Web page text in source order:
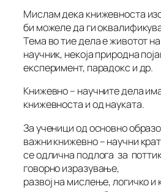
Мислам дека книжевноста
би можеле да ги
Тема во тие дела е животот
научник, некоја природна
експеримент, парадокс и др.
Книжевно – научните дела
книжевноста и од науката.
За ученици од основно
важни книжевно – научни
се одлична подлога за
говорно изразување,
развој на мислење, логичко